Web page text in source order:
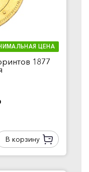
ЦЕНА
1877
В корзину